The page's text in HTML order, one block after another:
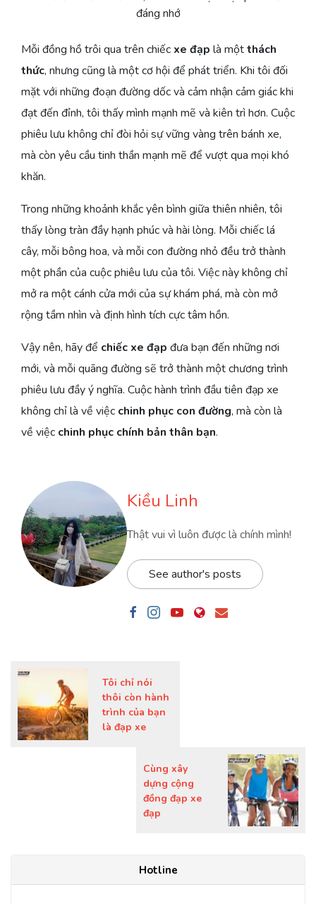
đáng nhớ
Mỗi đồng hồ trôi qua trên chiếc xe đạp là mộtthách
thức, nhưng cũng là một cơ hội để phát triển. Khi tôi đối
mặt với những đoạn đường dốc và cảm nhận cảm giác khi
đạt đến đỉnh, tôi thấy mình mạnh mẽ và kiên trì hơn. Cuộc
phiêu lưu không chỉ đòi hỏi sự vững vàng trên bánh xe,
mà còn yêu cầu tinh thần mạnh mẽ để vượt qua mọi khó
khăn.
Trong những khoảnh khắc yên bình giữa thiên nhiên, tôi
thấy lòng tràn đầy hạnh phúc và hài lòng. Mỗi chiếc lá
cây, mỗi bông hoa, và mỗi con đường nhỏ đều trở thành
một phần của cuộc phiêu lưu của tôi. Việc này không chỉ
mở ra một cánh cửa mới của sự khám phá, mà còn mở
rộng tầm nhìn và định hình tích cực tâm hồn.
Vậy nên, hãy để chiếc xe đạp đưa bạn đến những nơi
mới, và mỗi quãng đường sẽ trở thành một chương trình
phiêu lưu đầy ý nghĩa. Cuộc hành trình đầu tiên đạp xe
không chỉ là về việc chinh phục con đường, mà còn là
về việc chinh phục chính bản thân bạn.
Kiều Linh
Thật vui vì luôn được là chính mình!
See author's posts
Tôi chỉ nói
thôi còn hành
trình của bạn
là đạp xe
Cùng xây
dựng cộng
đồng đạp xe
đạp
Hotline